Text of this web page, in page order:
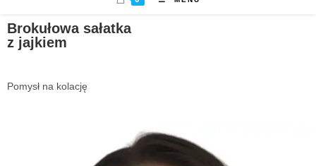
Brokułowa sałatka
z jajkiem
Pomysł na kolację